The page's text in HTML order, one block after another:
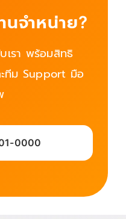
นจำหน่าย?
เรา พร้อมสิทธิ
ะทีม Support มือ
0000